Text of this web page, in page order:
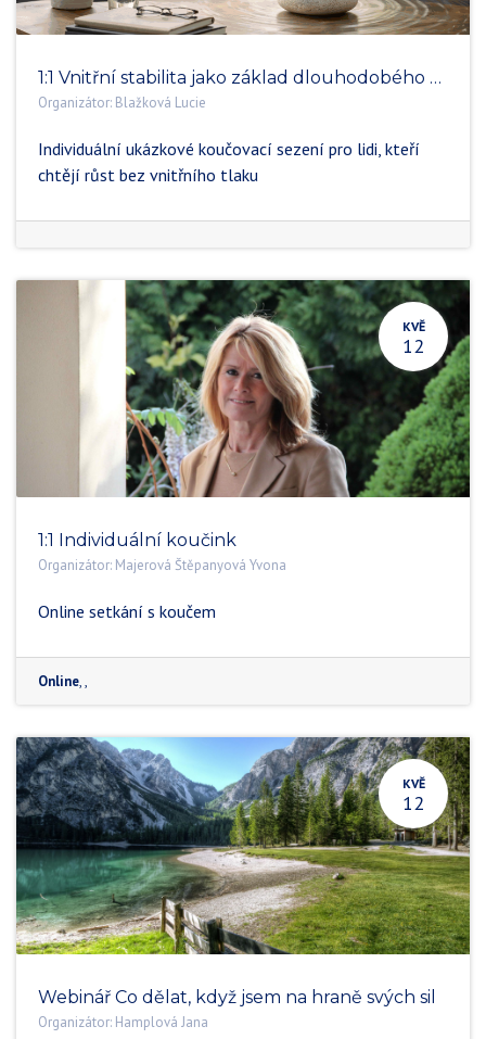
1:1 Vnitřní stabilita jako základ dlouhodobého výkonu
Organizátor: Blažková Lucie
Individuální ukázkové koučovací sezení pro lidi, kteří
chtějí růst bez vnitřního tlaku
KVĚ
12
1:1 Individuální koučink
Organizátor: Majerová Štěpanyová Yvona
Online setkání s koučem
Online,,
KVĚ
12
Webinář Co dělat, když jsem na hraně svých sil
Organizátor: Hamplová Jana